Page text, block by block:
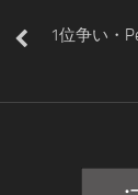
1位争い・